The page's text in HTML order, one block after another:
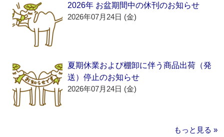
2026年 お盆期間中の休刊のお知らせ
2026年07月24日 (金)
夏期休業および棚卸に伴う商品出荷（発
送）停止のお知らせ
2026年07月24日 (金)
もっと見る »